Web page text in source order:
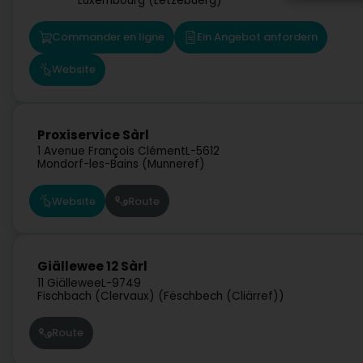
Commander en ligne Ein Angebot anfordern
Website
Proxiservice Sàrl
1 Avenue François ClémentL-5612
Mondorf-les-Bains (Munneref)
Website Route
Giällewee 12 Sàrl
11 GiälleweeL-9749
Fischbach (Clervaux) (Fëschbech (Cliärref))
Route